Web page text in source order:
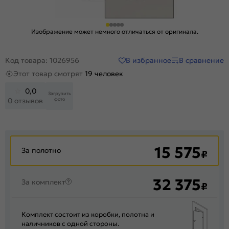
Изображение может немного отличаться от оригинала.
Код товара: 1026956 В избранное
В сравнение
Этот товар смотрят 19 человек
0,0
0 отзывов
Загрузить
фото
За полотно 15 575₽
За комплект 32 375₽
Комплект состоит из коробки, полотна и
наличников с одной стороны.